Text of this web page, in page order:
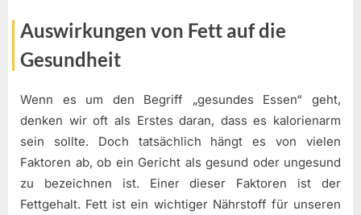
Auswirkungen von Fett auf die
Gesundheit
Wenn es um den Begriff „gesundes Essen“ geht,
denken wir oft als Erstes daran, dass es kalorienarm
sein sollte. Doch tatsächlich hängt es von vielen
Faktoren ab, ob ein Gericht als gesund oder ungesund
zu bezeichnen ist. Einer dieser Faktoren ist der
Fettgehalt. Fett ist ein wichtiger Nährstoff für unseren